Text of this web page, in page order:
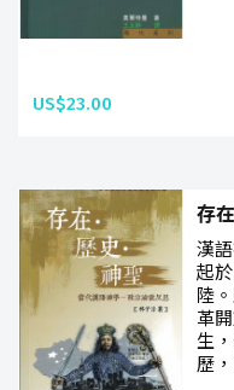
US$23.00
存
漢
起
陸
革
生
歷